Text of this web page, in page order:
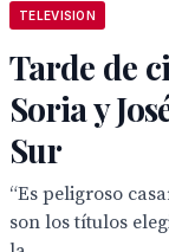
TELEVISION
Tarde de
Soria y
Sur
“Es peligroso
son los títulos